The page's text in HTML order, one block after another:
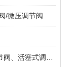
/微压调节阀